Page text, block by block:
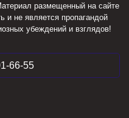
размещенный на сайте
и не является пропагандой
убеждений и взглядов!
66-55